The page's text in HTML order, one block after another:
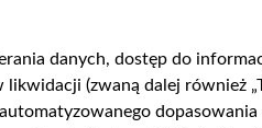
danych, dostęp do
(zwaną dalej również